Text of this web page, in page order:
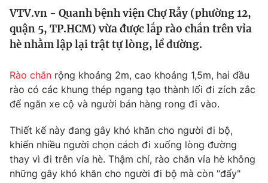
Y tế
Tin tức
Thế giới đó đây
Câu chuyện quốc tế
Kinh tế
Thị trường
Góc doanh nghiệp
Dữ liệu và đời sống
Truyền hình
Giáo dục
VTV.vn - Quanh bệnh viện Chợ Rẫy (phường 12,
quận 5, TP.HCM) vừa được lắp rào chắn trên vỉa
hè nhằm lập lại trật tự lòng, lề đường.
Rào chắn rộng khoảng 2m, cao khoảng 1,5m, hai đầu
rào có các khung thép ngang tạo thành lối đi zích zắc
để ngăn xe cộ và người bán hàng rong đi vào.
Thiết kế này đang gây khó khăn cho người đi bộ,
khiến nhiều người chọn cách đi xuống lòng đường
thay vì đi trên vỉa hè. Thậm chí, rào chắn vỉa hè không
những gây khó khăn cho người đi bộ mà còn "đẩy"